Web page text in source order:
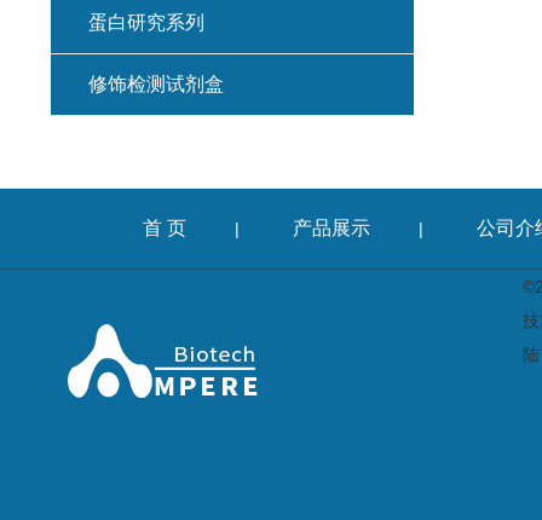
蛋白研究系列
修饰检测试剂盒
首 页 | 产品展示 | 公司介
陆